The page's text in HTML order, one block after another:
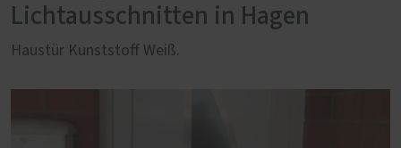
Lichtausschnitten in Hagen
Haustür Kunststoff Weiß.